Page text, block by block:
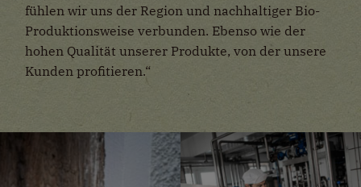
fühlen wir uns der Region und nachhaltiger Bio-
Produktionsweise verbunden. Ebenso wie der
hohen Qualität unserer Produkte, von der unsere
Kunden profitieren.“